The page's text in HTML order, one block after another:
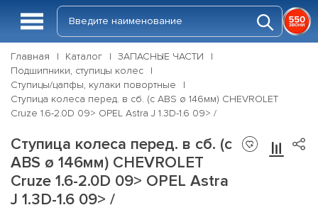
Главная Каталог
ЗАПАСНЫЕ ЧАСТИ
Подшипники, ступицы колес
Ступицы/цапфы, кулаки повортные
Ступица колеса перед. в сб. (с ABS ø 146мм) CHEVROLET
Cruze 1.6-2.0D 09> OPEL Astra J 1.3D-1.6 09> /
Ступица колеса перед. в сб. (с
ABS ø 146мм) CHEVROLET
Cruze 1.6-2.0D 09> OPEL Astra
J 1.3D-1.6 09> /